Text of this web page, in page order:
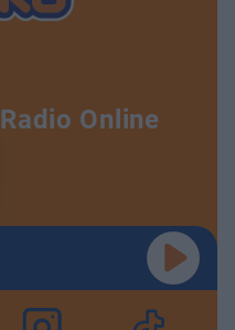
Radio Online